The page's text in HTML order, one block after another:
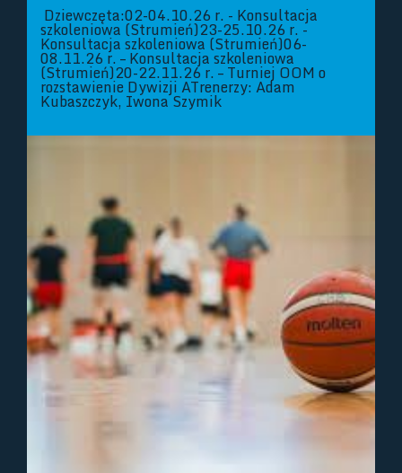
Dziewczęta:02-04.10.26 r. - Konsultacja
szkoleniowa (Strumień)23-25.10.26 r. -
Konsultacja szkoleniowa (Strumień)06-
08.11.26 r. – Konsultacja szkoleniowa
(Strumień)20-22.11.26 r. – Turniej OOM o
rozstawienie Dywizji ATrenerzy: Adam
Kubaszczyk, Iwona Szymik